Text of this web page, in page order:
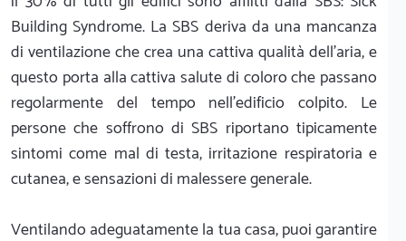
Building Syndrome. La SBS deriva da una mancanza
di ventilazione che crea una cattiva qualità dell'aria, e
questo porta alla cattiva salute di coloro che passano
regolarmente del tempo nell'edificio colpito. Le
persone che soffrono di SBS riportano tipicamente
sintomi come mal di testa, irritazione respiratoria e
cutanea, e sensazioni di malessere generale.
Ventilando adeguatamente la tua casa, puoi garantire